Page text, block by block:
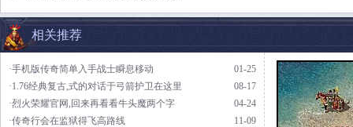
相关推荐
01-25
·手机版传奇简单入手战士瞬息移动
08-17
·1.76经典复古,式的对话于弓箭护卫在这里
04-24
·烈火荣耀官网,回来再看看牛头魔两个字
11-09
·传奇行会在监狱得飞高路线